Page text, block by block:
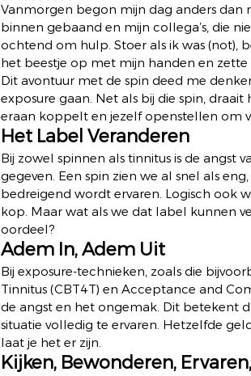
Vanmorgen begon mijn dag anders dan
binnen gebaand en mijn collega’s, die
ochtend om hulp. Stoer als ik was (not),
het beestje op met mijn handen en
Dit avontuur met de spin deed me
exposure gaan. Net als bij die spin,
eraan koppelt en jezelf openstellen om
Het Label Veranderen
Bij zowel spinnen als tinnitus is de angst
gegeven. Een spin zien we al snel als
bedreigend wordt ervaren. Logisch ook
kop. Maar wat als we dat label kunnen
oordeel?
Adem In, Adem Uit
Bij exposure-technieken, zoals die
Tinnitus (CBT4T) en Acceptance and
de angst en het ongemak. Dit betekent
situatie volledig te ervaren. Hetzelfde
laat je het er zijn.
Kijken, Bewonderen,